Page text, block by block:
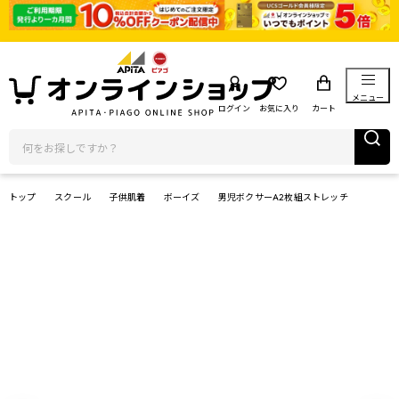
ログイン お気に入り カート
メニュー
トップ スクール 子供肌着 ボーイズ 男児ボクサーA2枚組ストレッチ